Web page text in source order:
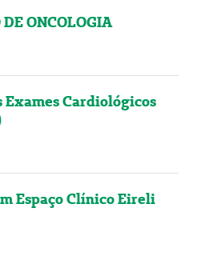
ONCOLOGIA
Cardiológicos
Espaço Clínico Eireli